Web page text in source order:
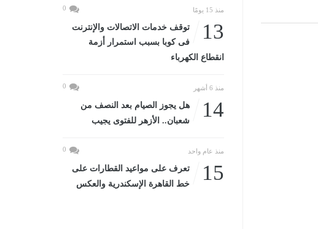
منذ 15 يومًا 0
13
توقف خدمات الاتصالات والإنترنت
فى كوبا بسبب استمرار أزمة
انقطاع الكهرباء
منذ 6 أشهر 0
14
هل يجوز الصيام بعد النصف من
شعبان.. الأزهر للفتوى يجيب
منذ عام واحد 0
15
تعرف على مواعيد القطارات على
خط القاهرة الإسكندرية والعكس